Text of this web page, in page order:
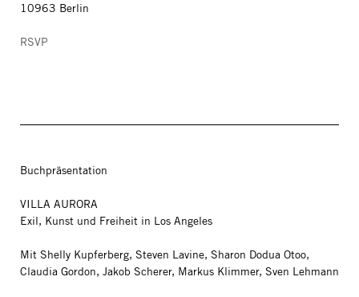
10963 Berlin
RSVP
Buchpräsentation
VILLA AURORA
Exil, Kunst und Freiheit in Los Angeles
Mit Shelly Kupferberg, Steven Lavine, Sharon Dodua Otoo,
Claudia Gordon, Jakob Scherer, Markus Klimmer, Sven Lehmann